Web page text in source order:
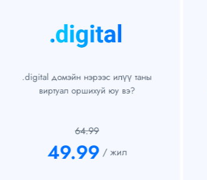
.digital домэйн нэрээс илүү таны
виртуал оршихуй юу вэ?
64.99
49.99 / жил